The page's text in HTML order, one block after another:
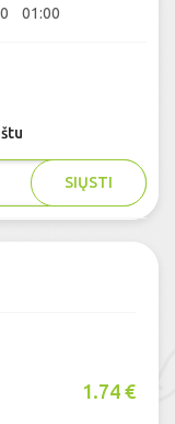
01:00
SIŲSTI
1.74 €